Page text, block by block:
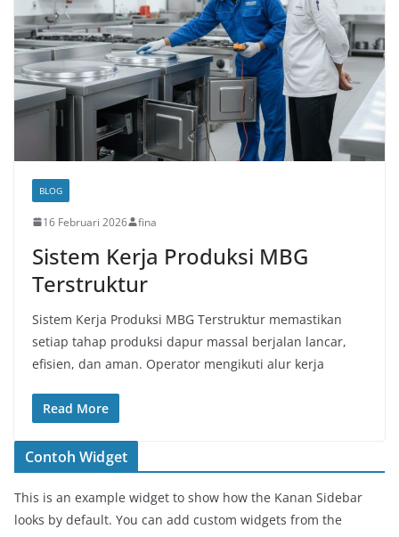
BLOG
16 Februari 2026 fina
Sistem Kerja Produksi MBG
Terstruktur
Sistem Kerja Produksi MBG Terstruktur memastikan
setiap tahap produksi dapur massal berjalan lancar,
efisien, dan aman. Operator mengikuti alur kerja
Read More
Contoh Widget
This is an example widget to show how the Kanan Sidebar
looks by default. You can add custom widgets from the